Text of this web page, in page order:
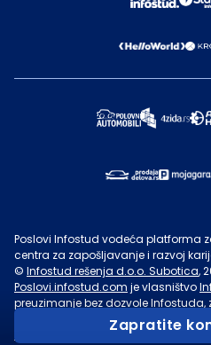
Zapratite
Poslovi Infostud vodeća platforma
centra za zapošljavanje i razvoj
© Infostud rešenja d.o.o. Subotica,
Poslovi.infostud.com je vlasništvo
preuzimanje bez dozvoleInfostuda,
u druge svrhe, osim za lične